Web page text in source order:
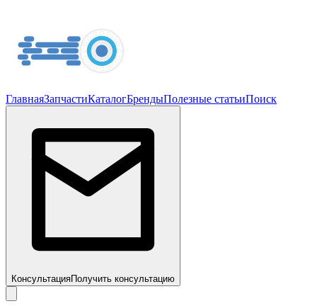
ГлавнаяЗапчастиКаталогБрендыПолезные статьиПоиск
КонсультацияПолучить консультацию